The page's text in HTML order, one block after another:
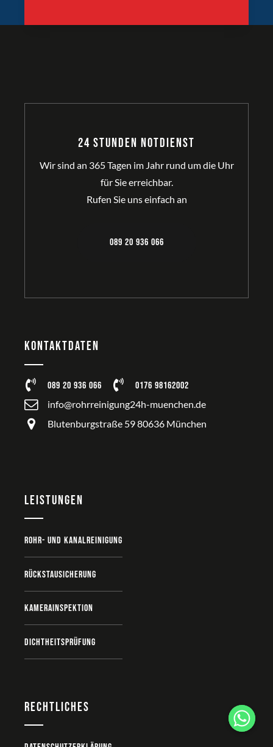
24 Stunden Notdienst
Wir sind an 365 Tagen im Jahr rund um die Uhr
für Sie erreichbar.
Rufen Sie uns einfach an
089 20 936 066
Kontaktdaten
089 20 936 066
0176 98162002
info@rohrreinigung24h-muenchen.de
Blutenburgstraße 59 80636 München
Leistungen
Rohr- und Kanalreinigung
Rückstausicherung
Kamerainspektion
Dichtheitsprüfung
Rechtliches